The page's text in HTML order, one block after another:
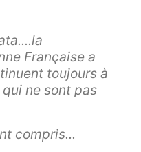
Française a
toujours à
ne sont pas
compris...